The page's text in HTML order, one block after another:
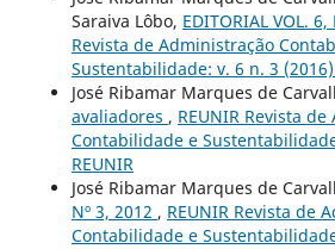
Saraiva Lôbo, EDITORIAL VOL. 6,
Revista de Administração
Sustentabilidade: v. 6 n. 3
José Ribamar Marques de
avaliadores , REUNIR Revista
Contabilidade e
REUNIR
José Ribamar Marques de
Nº 3, 2012 , REUNIR Revista de
Contabilidade e